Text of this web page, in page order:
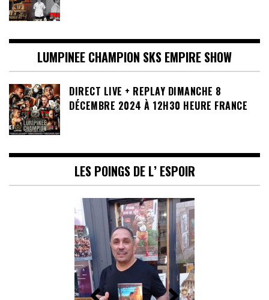
LUMPINEE CHAMPION SKS EMPIRE SHOW
DIRECT LIVE + REPLAY DIMANCHE 8
DÉCEMBRE 2024 À 12H30 HEURE FRANCE
LES POINGS DE L’ ESPOIR